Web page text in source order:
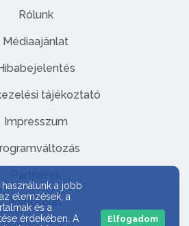
Rólunk
Médiaajánlat
tájékoztató
Impresszum
Kapcsolat
a jobb
elemzések, a
és a
érdekében. A
Elfogadom